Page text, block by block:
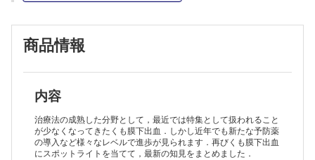
商品情報
内容
治療法の成熟した分野として，最近では特集として扱われること
が少なくなってきたくも膜下出血．しかし近年でも新たな予防薬
の導入など様々なレベルで進歩が見られます．再びくも膜下出血
にスポットライトを当てて，最新の知見をまとめました．